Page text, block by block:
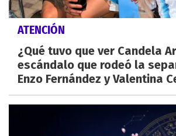
ATENCIÓN
¿Qué tuvo que ver Candela
escándalo que rodeó la
Enzo Fernández y Valentina